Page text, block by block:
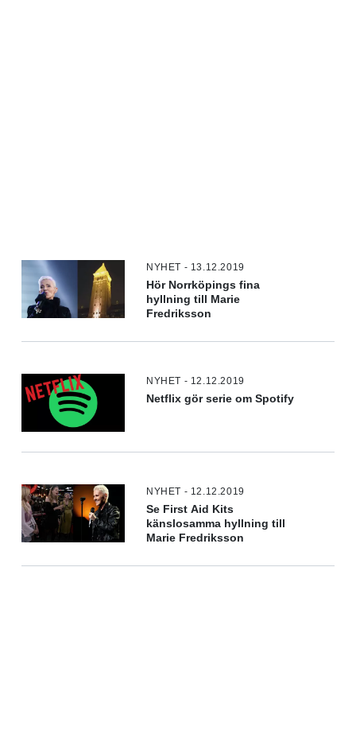
NYHET - 13.12.2019
Hör Norrköpings fina
hyllning till Marie
Fredriksson
NYHET - 12.12.2019
Netflix gör serie om Spotify
NYHET - 12.12.2019
Se First Aid Kits
känslosamma hyllning till
Marie Fredriksson